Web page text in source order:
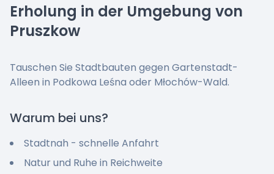
Erholung in der Umgebung von
Pruszkow
Tauschen Sie Stadtbauten gegen Gartenstadt-
Alleen in Podkowa Leśna oder Młochów-Wald.
Warum bei uns?
Stadtnah - schnelle Anfahrt
Natur und Ruhe in Reichweite